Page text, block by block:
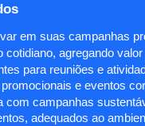
em suas campanhas
agregando
para reuniões e
e eventos
com campanhas
adequados ao